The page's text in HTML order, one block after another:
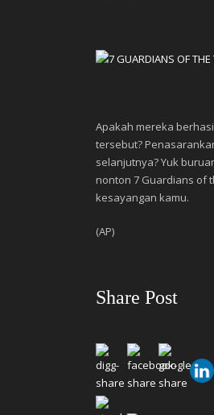
Apakah mereka
tersebut?
selanjutnya? Yuk
nonton 7 Guardians of
kesayangan kamu.
(AP)
Share Post